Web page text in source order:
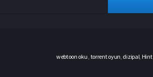
webtoon oku torrent oyun dizipal